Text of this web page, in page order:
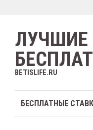
ЛУЧШИЕ
BETISLIFE.RU
БЕСПЛАТНЫЕ